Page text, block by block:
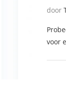
door
voor